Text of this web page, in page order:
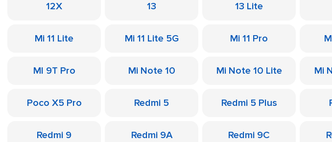
12X 13 13 Lite
Mi 11 Lite Mi 11 Lite 5G Mi 11 Pro
MI 9T Pro Mi Note 10 Mi Note 10 Lite Mi
Poco X5 Pro Redmi 5 Redmi 5 Plus
Redmi 9 Redmi 9A Redmi 9C